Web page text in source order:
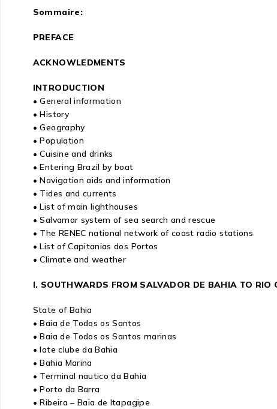
Sommaire:
PREFACE
ACKNOWLEDMENTS
INTRODUCTION
• General information
• History
• Geography
• Population
• Cuisine and drinks
• Entering Brazil by boat
• Navigation aids and information
• Tides and currents
• List of main lighthouses
• Salvamar system of sea search and rescue
• The RENEC national network of coast radio stations
• List of Capitanias dos Portos
• Climate and weather
I. SOUTHWARDS FROM SALVADOR DE BAHIA TO RIO
State of Bahia
• Baia de Todos os Santos
• Baia de Todos os Santos marinas
• Iate clube da Bahia
• Bahia Marina
• Terminal nautico da Bahia
• Porto da Barra
• Ribeira – Baia de Itapagipe